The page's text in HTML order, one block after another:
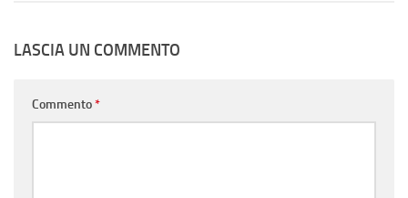
LASCIA UN COMMENTO
Commento*